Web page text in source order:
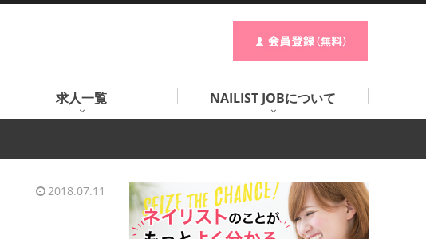
求人一覧 NAILIST JOBについて
2018.07.11